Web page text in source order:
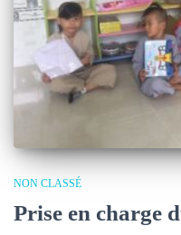
NON CLASSÉ
Prise en charge